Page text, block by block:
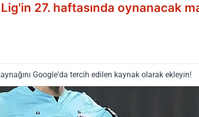
27. haftasında oynanacak
Google'da tercih edilen kaynak olarak ekleyin!